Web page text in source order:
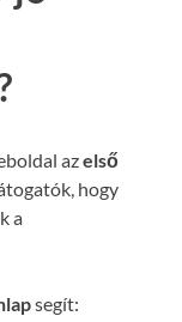
azelső
hogy
a
segít: